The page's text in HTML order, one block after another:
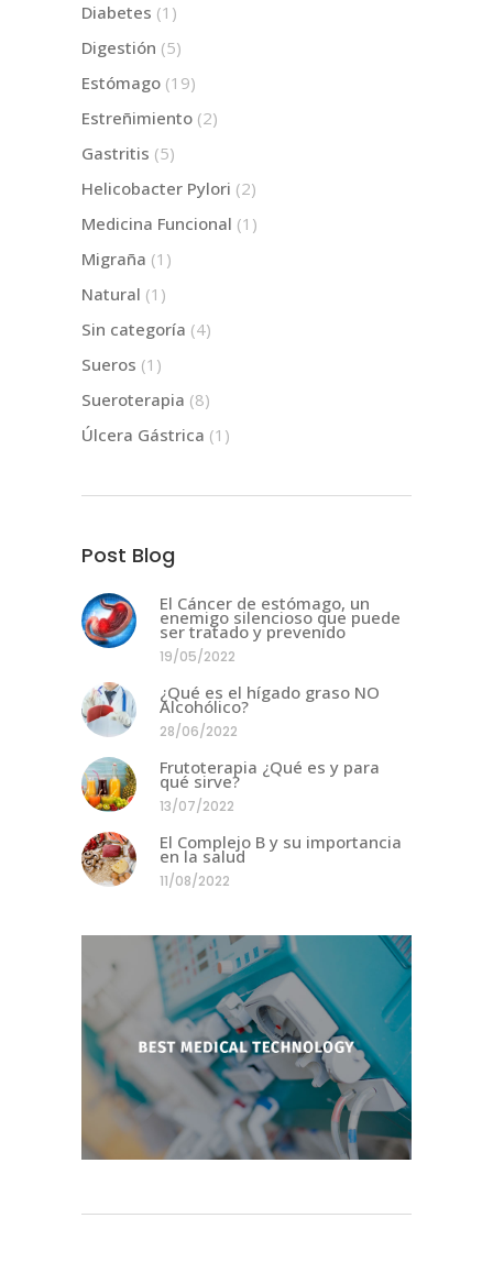
Diabetes (1)
Digestión (5)
Estómago (19)
Estreñimiento (2)
Gastritis (5)
Helicobacter Pylori (2)
Medicina Funcional (1)
Migraña (1)
Natural (1)
Sin categoría (4)
Sueros (1)
Sueroterapia (8)
Úlcera Gástrica (1)
Post Blog
El Cáncer de estómago, un
enemigo silencioso que puede
ser tratado y prevenido
19/05/2022
¿Qué es el hígado graso NO
Alcohólico?
28/06/2022
Frutoterapia ¿Qué es y para
qué sirve?
13/07/2022
El Complejo B y su importancia
en la salud
11/08/2022